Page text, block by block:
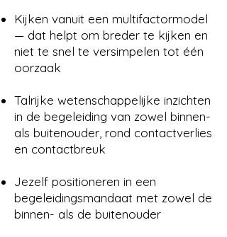
Kijken vanuit een multifactormodel
— dat helpt om breder te kijken en
niet te snel te versimpelen tot één
oorzaak
Talrijke wetenschappelijke inzichten
in de begeleiding van zowel binnen-
als buitenouder, rond contactverlies
en contactbreuk
Jezelf positioneren in een
begeleidingsmandaat met zowel de
binnen- als de buitenouder